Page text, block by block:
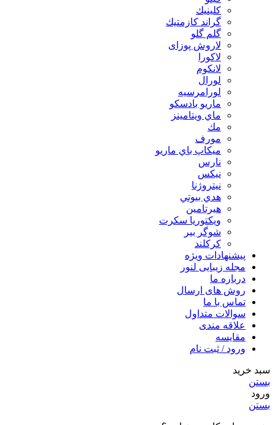
كلينيك
گراند كازمتيك
گلم گلو
لاروش پوزای
لاكورا
لانكوم
لورال
لورامرسيه
ماريو بادسكو
ماي ويتامينز
مك
مورف
ميكاپ باي ماريو
نارس
نيكس
نیتروژنا
هدي بيوتي
هیرتامین
ویکتوریا سکرت
شوگر بير
کرکلند
پیشنهادات ویژه
مجله زیبایی لنور
درباره ما
روش های ارسال
تماس با ما
سوالات متداول
علاقه مندی
مقایسه
ورود / ثبت نام
سبد خرید
بستن
ورود
بستن